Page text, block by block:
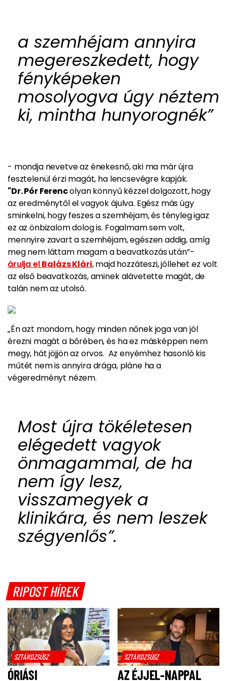
a szemhéjam annyira
megereszkedett, hogy
fényképeken
mosolyogva úgy néztem
ki, mintha hunyorognék”
- mondja nevetve az énekesnő, aki ma már újra
fesztelenül érzi magát, ha lencsevégre kapják.
"Dr. Pór Ferencolyan könnyű kézzel dolgozott, hogy
az eredménytől el vagyok ájulva. Egész más úgy
sminkelni, hogy feszes a szemhéjam, és tényleg igaz
ez az önbizalom dolog is. Fogalmam sem volt,
mennyire zavart a szemhéjam, egészen addig, amíg
meg nem láttam magam a beavatkozás után”-
árulja elBalázs Klári, majd hozzáteszi, jóllehet ez volt
az első beavatkozás, aminek alávetette magát, de
talán nem az utolsó.
„Én azt mondom, hogy minden nőnek joga van jól
érezni magát a bőrében, és ha ez másképpen nem
megy, hát jöjjön az orvos. Az enyémhez hasonló kis
műtét nem is annyira drága, pláne ha a
végeredményt nézem.
Most újra tökéletesen
elégedett vagyok
önmagammal, de ha
nem így lesz,
visszamegyek a
klinikára, és nem leszek
szégyenlős”.
RIPOST HÍREK
SZTÁRDZSÚSZ
ÓRIÁSI
SZTÁRDZSÚSZ
AZ ÉJJEL-NAPPAL